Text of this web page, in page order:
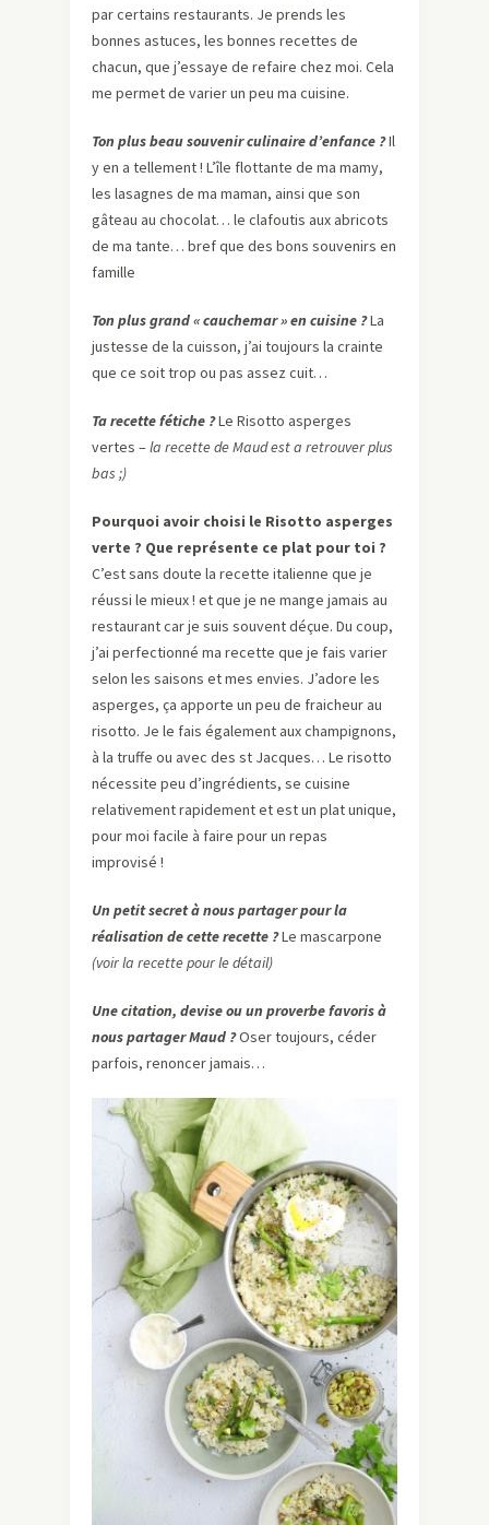
par certains restaurants. Je prends les
bonnes astuces, les bonnes recettes de
chacun, que j’essaye de refaire chez moi. Cela
me permet de varier un peu ma cuisine.
Ton plus beau souvenir culinaire d’enfance ?Il
y en a tellement ! L’île flottante de ma mamy,
les lasagnes de ma maman, ainsi que son
gâteau au chocolat… le clafoutis aux abricots
de ma tante… bref que des bons souvenirs en
famille
Ton plus grand « cauchemar » en cuisine ?La
justesse de la cuisson, j’ai toujours la crainte
que ce soit trop ou pas assez cuit…
Ta recette fétiche ?Le Risotto asperges
vertes –la recette de Maud est a retrouver plus
bas ;)
Pourquoi avoir choisi le Risotto asperges
verte ? Que représente ce plat pour toi ?
C’est sans doute la recette italienne que je
réussi le mieux ! et que je ne mange jamais au
restaurant car je suis souvent déçue. Du coup,
j’ai perfectionné ma recette que je fais varier
selon les saisons et mes envies. J’adore les
asperges, ça apporte un peu de fraicheur au
risotto. Je le fais également aux champignons,
à la truffe ou avec des st Jacques… Le risotto
nécessite peu d’ingrédients, se cuisine
relativement rapidement et est un plat unique,
pour moi facile à faire pour un repas
improvisé !
Un petit secret à nous partager pour la
réalisation de cette recette ?Le mascarpone
(voir la recette pour le détail)
Une citation, devise ou un proverbe favoris à
nous partager Maud ?Oser toujours, céder
parfois, renoncer jamais…